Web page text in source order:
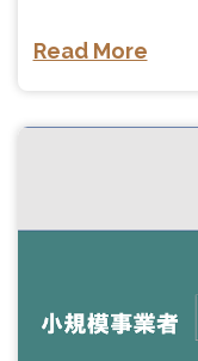
Read More